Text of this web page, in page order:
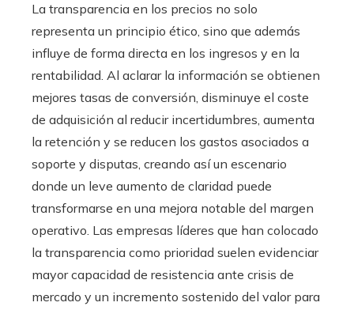
La transparencia en los precios no solo
representa un principio ético, sino que además
influye de forma directa en los ingresos y en la
rentabilidad. Al aclarar la información se obtienen
mejores tasas de conversión, disminuye el coste
de adquisición al reducir incertidumbres, aumenta
la retención y se reducen los gastos asociados a
soporte y disputas, creando así un escenario
donde un leve aumento de claridad puede
transformarse en una mejora notable del margen
operativo. Las empresas líderes que han colocado
la transparencia como prioridad suelen evidenciar
mayor capacidad de resistencia ante crisis de
mercado y un incremento sostenido del valor para